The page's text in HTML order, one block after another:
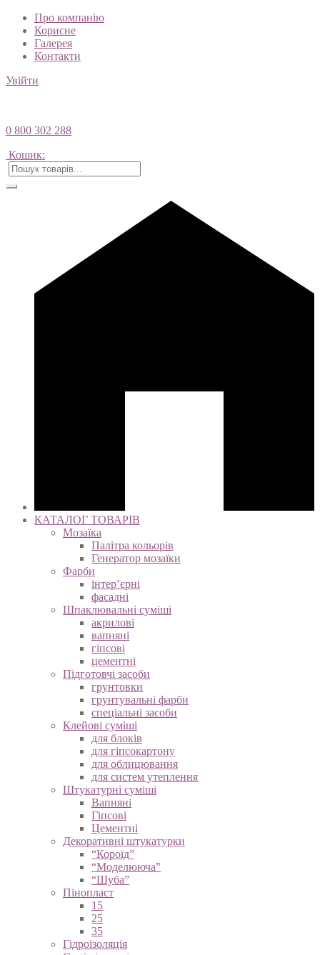
Про компанію
Корисне
Галерея
Контакти
Увійти
0 800 302 288
Кошик:
КАТАЛОГ ТОВАРІВ
Мозаїка
Палітра кольорів
Генератор мозаїки
Фарби
інтер’єрні
фасадні
Шпаклювальні суміші
акрилові
вапняні
гіпсові
цементні
Підготовчі засоби
грунтовки
грунтувальні фарби
спеціальні засоби
Клейові суміші
для блоків
для гіпсокартону
для облицювання
для систем утеплення
Штукатурні суміші
Вапняні
Гіпсові
Цементні
Декоративні штукатурки
“Короїд”
“Моделююча”
“Шуба”
Пінопласт
15
25
35
Гідроізоляція